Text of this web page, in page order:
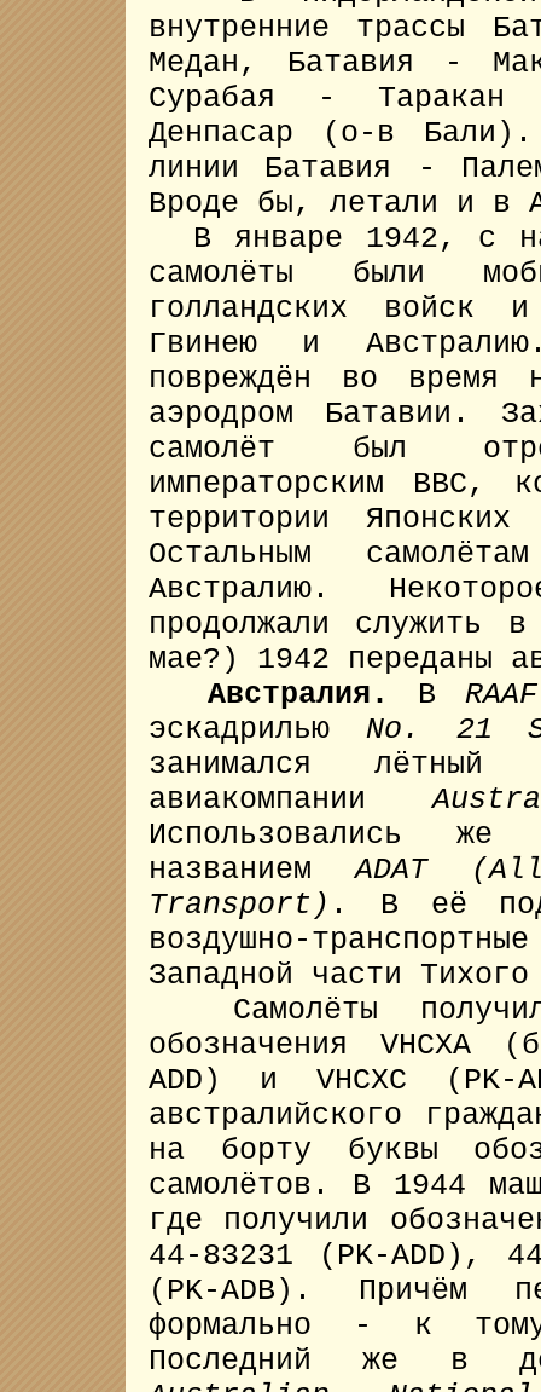
внутренние трассы
Медан, Батавия -
Сурабая -
Денпасар (о-в Бали).
линии Батавия -
Вроде бы, летали и в
В январе 1942, с
самолёты были
голландских войск
Гвинею и
повреждён во время
аэродром Батавии.
самолёт был
императорским ВВС,
территории
Остальным
Австралию.
продолжали служить
мае?) 1942 переданы
Австралия. В RAAF
эскадрилью No. 21
занимался лётный
авиакомпании
Использовались же
названиемADAT
Transport) . В её
воздушно-
Западной части
Самолёты
обозначения VHCXA
ADD) и VHCXC
австралийского
на борту буквы
самолётов. В 1944
где получили
44-83231 (PK-ADD),
(PK-ADB). Причём
формально - к
Последний же в